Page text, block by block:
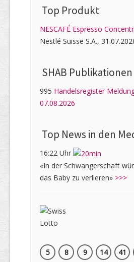
Top Produkt
NESCAFÉ Espresso
Nestlé Suisse S.A.,
SHAB Publi­kati­onen
995 Handelsregister
07.08.2026
Top News in den
16:22 Uhr
«In der Schwangerschaft
das Baby zu verlieren» >>>
5
8 9 14 41